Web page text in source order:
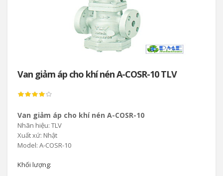
Van giảm áp cho khí nén A-COSR-10 TLV
Van giảm áp cho khí nén A-COSR-10
Nhãn hiệu: TLV
Xuất xứ: Nhật
Model: A-COSR-10
Khối lượng: